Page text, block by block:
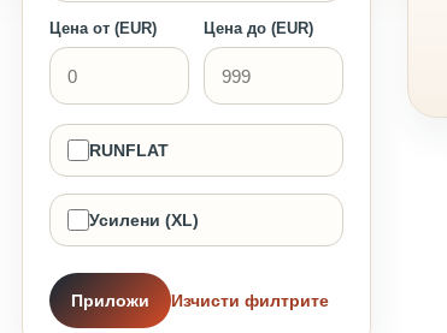
Цена от (EUR) Цена до (EUR)
RUNFLAT
Усилени (XL)
Приложи Изчисти филтрите